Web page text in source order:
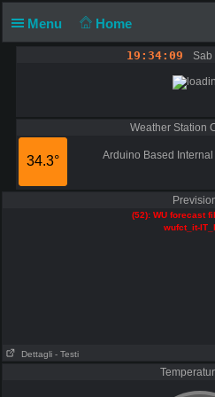
Menu Home
19:34:09 Sab
Weather Station
34.3° Arduino Based
(52): WU forecast
wufct_it-
Dettagli - Testi